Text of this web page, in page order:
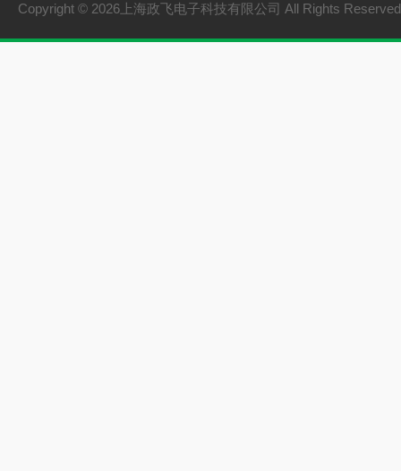
Copyright © 2026上海政飞电子科技有限公司 All Rights